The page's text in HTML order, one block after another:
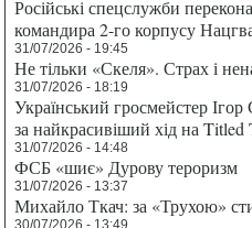
Російські спецслужби
командира 2-го корпусу
31/07/2026 - 19:45
Не тільки «Скеля». Страх і
31/07/2026 - 18:19
Український гросмейстер
за найкрасивіший хід на Titled
31/07/2026 - 14:48
ФСБ «шиє» Дурову тероризм
31/07/2026 - 13:37
Михайло Ткач: за «Трухою»
30/07/2026 - 13:49